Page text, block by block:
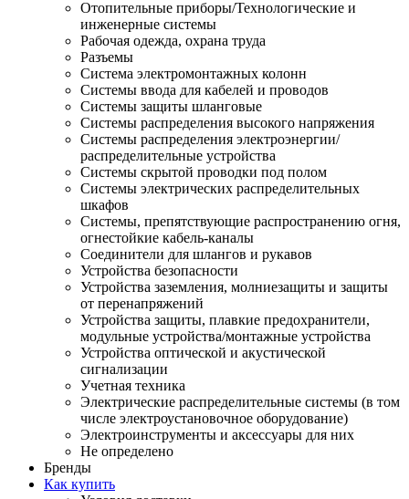
Отопительные приборы/Технологические и
инженерные системы
Рабочая одежда, охрана труда
Разъемы
Система электромонтажных колонн
Системы ввода для кабелей и проводов
Системы защиты шланговые
Системы распределения высокого напряжения
Системы распределения электроэнергии/
распределительные устройства
Системы скрытой проводки под полом
Системы электрических распределительных
шкафов
Системы, препятствующие распространению огня,
огнестойкие кабель-каналы
Соединители для шлангов и рукавов
Устройства безопасности
Устройства заземления, молниезащиты и защиты
от перенапряжений
Устройства защиты, плавкие предохранители,
модульные устройства/монтажные устройства
Устройства оптической и акустической
сигнализации
Учетная техника
Электрические распределительные системы (в том
числе электроустановочное оборудование)
Электроинструменты и аксессуары для них
Не определено
Бренды
Как купить